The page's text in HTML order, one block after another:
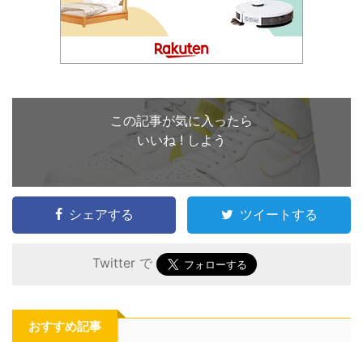
この記事が気に入ったら
いいね ! しよう
シェアする ツイートする
Twitter で
おすすめ記事